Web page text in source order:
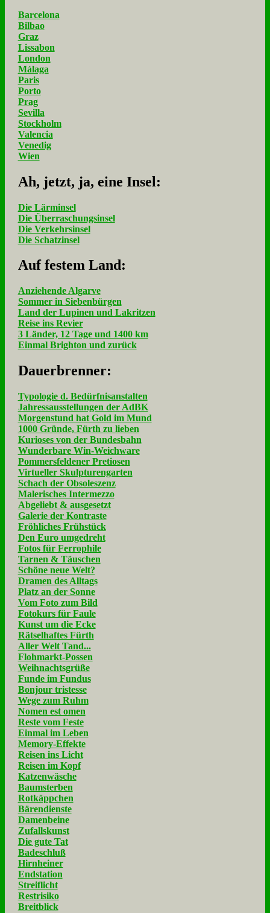
Barcelona
Bilbao
Graz
Lissabon
London
Málaga
Paris
Porto
Prag
Sevilla
Stockholm
Valencia
Venedig
Wien
Ah, jetzt, ja, ei­ne In­sel:
Die Lärminsel
Die Überraschungsinsel
Die Verkehrsinsel
Die Schatzinsel
Auf fe­stem Land:
Anziehende Algarve
Sommer in Siebenbürgen
Land der Lupinen und Lakritzen
Reise ins Revier
3 Länder, 12 Tage und 1400 km
Einmal Brighton und zurück
Dau­er­bren­ner:
Typologie d. Bedürfnisanstalten
Jahressausstellungen der AdBK
Morgenstund hat Gold im Mund
1000 Gründe, Fürth zu lieben
Kurioses von der Bundesbahn
Wunderbare Win-Weichware
Pommersfeldener Pretiosen
Virtueller Skulpturengarten
Schach der Obsoleszenz
Malerisches Intermezzo
Abgeliebt & ausgesetzt
Galerie der Kontraste
Fröhliches Frühstück
Den Euro umgedreht
Fotos für Ferrophile
Tarnen & Täuschen
Schöne neue Welt?
Dramen des Alltags
Platz an der Sonne
Vom Foto zum Bild
Fotokurs für Faule
Kunst um die Ecke
Rätselhaftes Fürth
Aller Welt Tand...
Flohmarkt-Possen
Weihnachtsgrüße
Funde im Fundus
Bonjour tristesse
Wege zum Ruhm
Nomen est omen
Reste vom Feste
Einmal im Leben
Memory-Effekte
Reisen ins Licht
Reisen im Kopf
Katzenwäsche
Baumsterben
Rotkäppchen
Bärendienste
Damenbeine
Zufallskunst
Die gute Tat
Badeschluß
Hirnheiner
Endstation
Streiflicht
Restrisiko
Breitblick